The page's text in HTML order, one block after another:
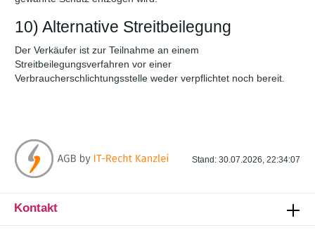
10) Alternative Streitbeilegung
Der Verkäufer ist zur Teilnahme an einem
Streitbeilegungsverfahren vor einer
Verbraucherschlichtungsstelle weder verpflichtet noch bereit.
Stand: 30.07.2026, 22:34:07
Kontakt